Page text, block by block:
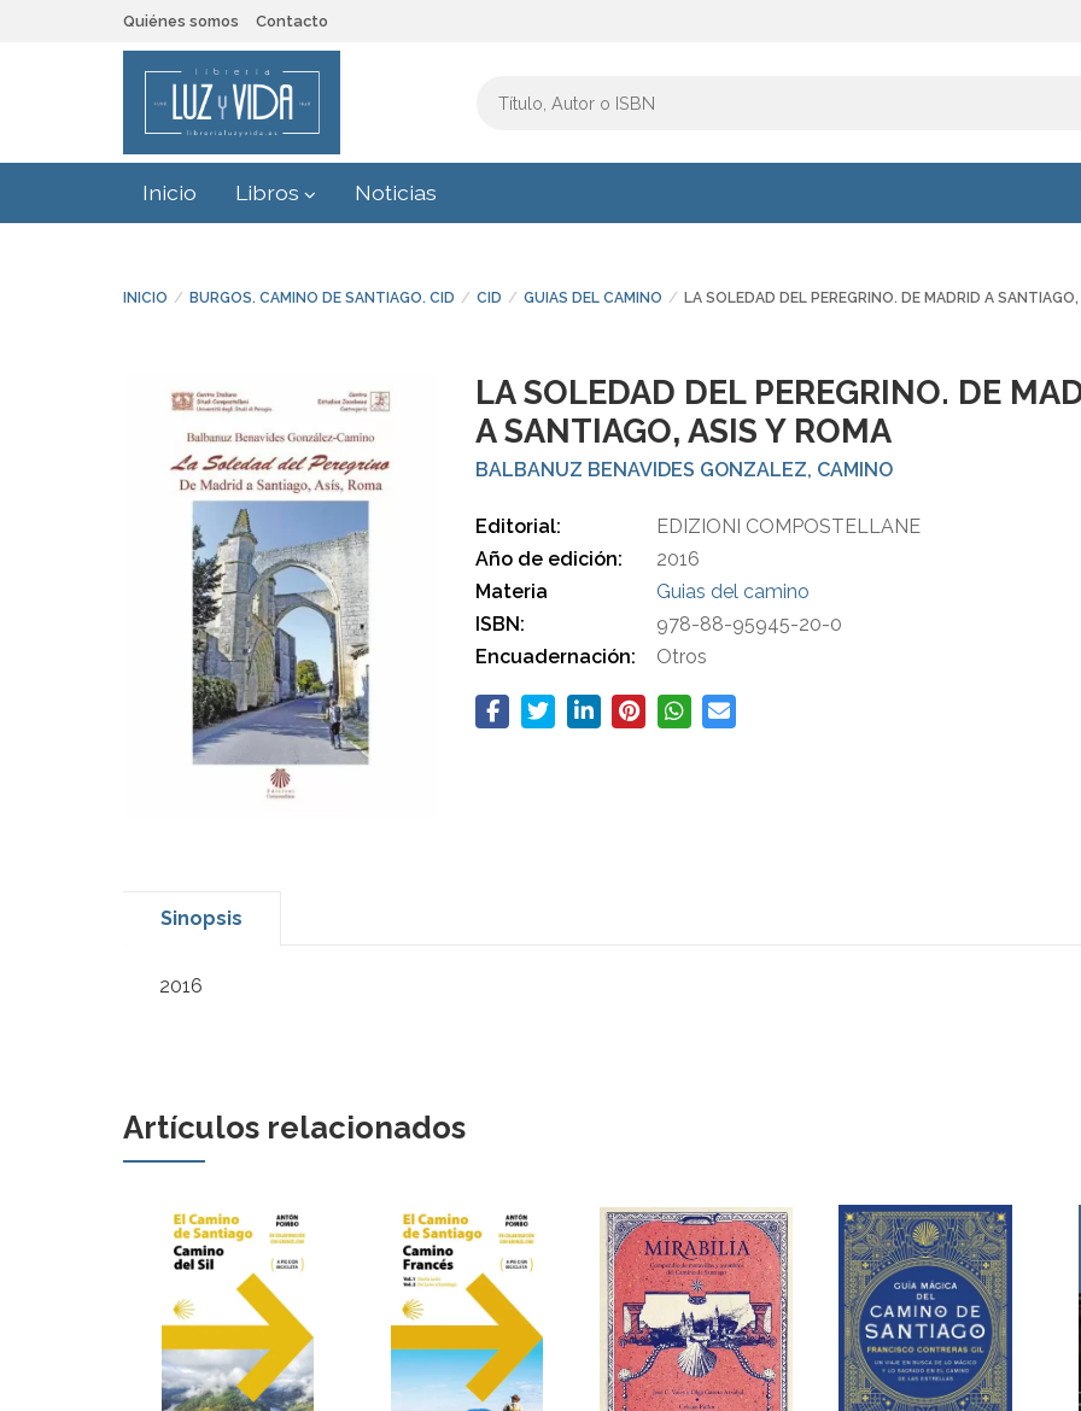
Quiénes somos Contacto
Inicio Libros Noticias
INICIO BURGOS. CAMINO DE SANTIAGO. CID CID GUIAS DEL CAMINO LA SOLEDAD DEL PEREGRINO. DE MADRID A
LA SOLEDAD DEL PEREGRINO. DE
A SANTIAGO, ASIS Y ROMA
BALBANUZ BENAVIDES GONZALEZ, CAMINO
Editorial:
EDIZIONI COMPOSTELLANE
Año de edición:
2016
Materia
Guias del camino
ISBN:
978-88-95945-20-0
Encuadernación:
Otros
Sinopsis
2016
Artículos relacionados